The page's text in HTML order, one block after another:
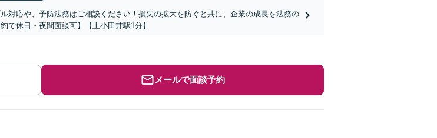
対応や、予防法務はご相談ください！損失の拡大を防ぐと共に、企業の成長を法務の
で休日・夜間面談可】【上小田井駅1分】
メールで面談予約